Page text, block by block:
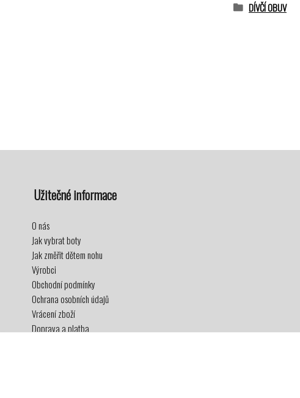
DÍVČÍ OBUV
Užitečné informace
O nás
Jak vybrat boty
Jak změřit dětem nohu
Výrobci
Obchodní podmínky
Ochrana osobních údajů
Vrácení zboží
Doprava a platba